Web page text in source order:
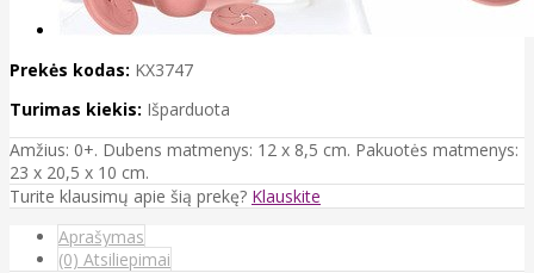
Prekės kodas: KX3747
Turimas kiekis: Išparduota
Amžius: 0+. Dubens matmenys: 12 x 8,5 cm. Pakuotės matmenys:
23 x 20,5 x 10 cm.
Turite klausimų apie šią prekę? Klauskite
Aprašymas
(0) Atsiliepimai